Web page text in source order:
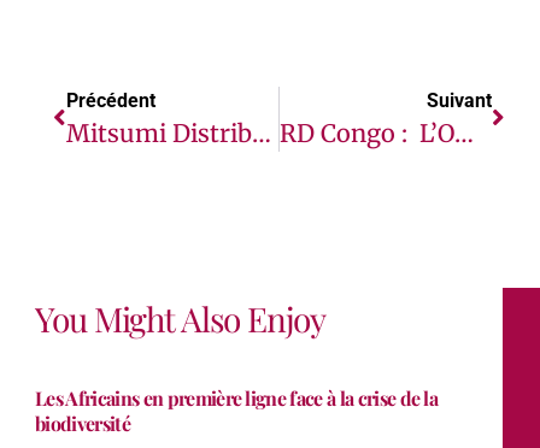
Précédent
Mitsumi Distribution Renforce Sa Position Et Accélère Sa Croissance En Afrique De L’Ouest
Suivant
RD Congo : L’ONU Déplore Les Attaques Brutales Contre Les Personnes Déplacées À Lala
You Might Also Enjoy
Les Africains en première ligne face à la crise de la
biodiversité